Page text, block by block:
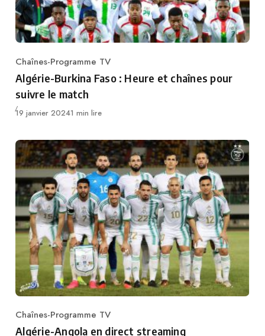
Category
Chaînes-Programme TV
Algérie-Burkina Faso : Heure et chaînes pour
suivre le match
Publié
19 janvier 20241 min lire
Category
Chaînes-Programme TV
Algérie-Angola en direct streaming